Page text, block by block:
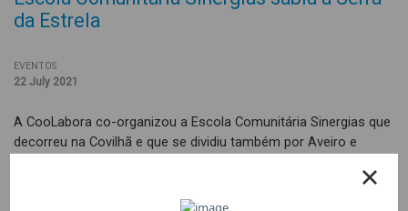
da Estrela
EVENTOS
22 July 2021
A CooLabora co-organizou a Escola Comunitária Sinergias que
decorreu na Covilhã e que se dividiu também por Aveiro e
temas da Ecodependência e da Interdependência nas práticas